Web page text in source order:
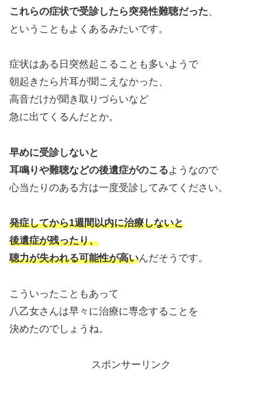
これらの症状で受診したら突発性難聴だった、
ということもよくあるみたいです。
症状はある日突然起こることも多いようで
朝起きたら片耳が聞こえなかった、
高音だけが聞き取りづらいなど
急に出てくるんだとか。
早めに受診しないと
耳鳴りや難聴などの後遺症がのこるようなので
心当たりのある方は一度受診してみてください。
発症してから1週間以内に治療しないと
後遺症が残ったり、
聴力が失われる可能性が高いんだそうです。
こういったこともあって
八乙女さんは早々に治療に専念することを
決めたのでしょうね。
スポンサーリンク